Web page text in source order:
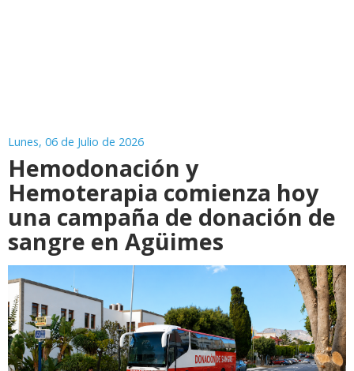
Lunes, 06 de Julio de 2026
Hemodonación y
Hemoterapia comienza hoy
una campaña de donación de
sangre en Agüimes